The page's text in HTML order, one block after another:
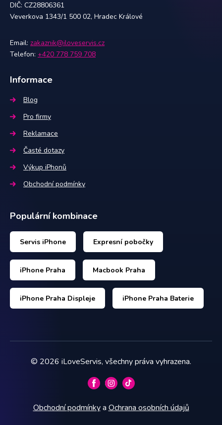
DIČ: CZ28806361
Veverkova 1343/1 500 02, Hradec Králové
Email: zakaznik@iloveservis.cz
Telefon: +420 778 759 708
Informace
Blog
Pro firmy
Reklamace
Časté dotazy
Výkup iPhonů
Obchodní podmínky
Populární kombinace
Servis iPhone Expresní pobočky
iPhone Praha Macbook Praha
iPhone Praha Displeje iPhone Praha Baterie
© 2026 iLoveServis, všechny práva vyhrazena.
Obchodní podmínky a Ochrana osobních údajů